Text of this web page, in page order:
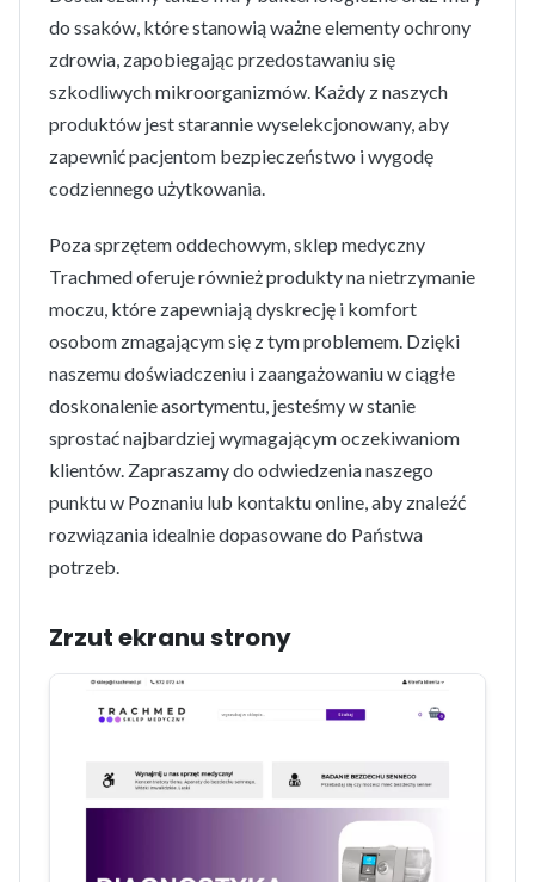
do ssaków, które stanowią ważne elementy ochrony
zdrowia, zapobiegając przedostawaniu się
szkodliwych mikroorganizmów. Każdy z naszych
produktów jest starannie wyselekcjonowany, aby
zapewnić pacjentom bezpieczeństwo i wygodę
codziennego użytkowania.
Poza sprzętem oddechowym, sklep medyczny
Trachmed oferuje również produkty na nietrzymanie
moczu, które zapewniają dyskrecję i komfort
osobom zmagającym się z tym problemem. Dzięki
naszemu doświadczeniu i zaangażowaniu w ciągłe
doskonalenie asortymentu, jesteśmy w stanie
sprostać najbardziej wymagającym oczekiwaniom
klientów. Zapraszamy do odwiedzenia naszego
punktu w Poznaniu lub kontaktu online, aby znaleźć
rozwiązania idealnie dopasowane do Państwa
potrzeb.
Zrzut ekranu strony